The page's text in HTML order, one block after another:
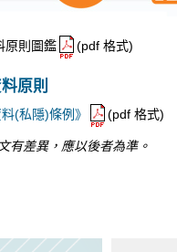
原則圖鑑 (pdf 格式)
原則
料(私隱)條例》 (pdf 格式)
有差異，應以後者為準。